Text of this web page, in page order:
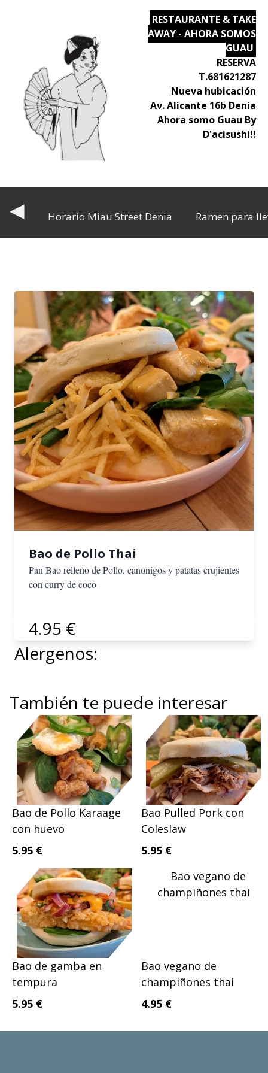
RESTAURANTE & TAKE
AWAY - AHORA SOMOS
GUAU
RESERVA
T.681621287
Nueva hubicación
Av. Alicante 16b Denia
Ahora somo Guau By
D'acisushi!!
◀ Horario Miau Street Denia Ramen para
Bao de Pollo Thai
Pan Bao relleno de Pollo, canonigos y patatas crujientes
con curry de coco
4.95 €
Alergenos:
También te puede interesar
Bao de Pollo Karaage
con huevo
5.95 €
Bao Pulled Pork con
Coleslaw
5.95 €
Bao de gamba en
tempura
5.95 €
Bao vegano de
champiñones thai
4.95 €